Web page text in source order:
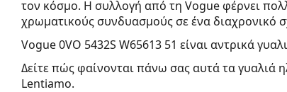
τον κόσμο. Η συλλογή από τη Vogue φέρνει
χρωματικούς συνδυασμούς σε ένα διαχρονικό
Vogue 0VO 5432S W65613 51 είναι αντρικά
Δείτε πώς φαίνονται πάνω σας αυτά τα γυαλιά
Lentiamo.